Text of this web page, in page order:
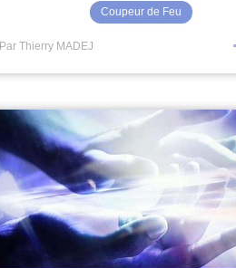
Coupeur de Feu
Par Thierry MADEJ